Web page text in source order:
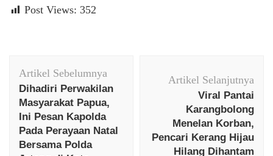
Post Views: 352
Artikel
Artikel Sebelumnya
Dihadiri Perwakilan
Masyarakat Papua,
Ini Pesan Kapolda
Pada Perayaan Natal
Bersama Polda
Artikel Selanjutnya
Viral Pantai
Karangbolong
Menelan Korban,
Pencari Kerang Hijau
Hilang Dihantam